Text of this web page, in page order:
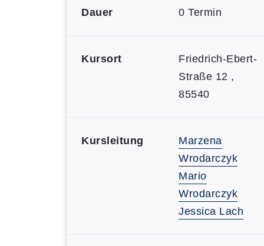
Dauer 0 Termin
Kursort
Friedrich-Ebert-
Straße 12 ,
85540
Kursleitung
Marzena
Wrodarczyk
Mario
Wrodarczyk
Jessica Lach